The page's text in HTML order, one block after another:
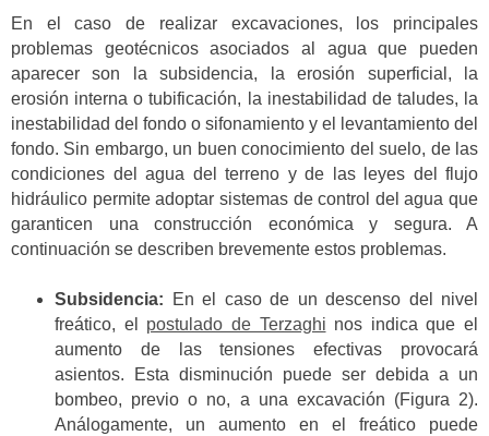
En el caso de realizar excavaciones, los principales
problemas geotécnicos asociados al agua que pueden
aparecer son la subsidencia, la erosión superficial, la
erosión interna o tubificación, la inestabilidad de taludes, la
inestabilidad del fondo o sifonamiento y el levantamiento del
fondo. Sin embargo, un buen conocimiento del suelo, de las
condiciones del agua del terreno y de las leyes del flujo
hidráulico permite adoptar sistemas de control del agua que
garanticen una construcción económica y segura. A
continuación se describen brevemente estos problemas.
Subsidencia: En el caso de un descenso del nivel
freático, el postulado de Terzaghi nos indica que el
aumento de las tensiones efectivas provocará
asientos. Esta disminución puede ser debida a un
bombeo, previo o no, a una excavación (Figura 2).
Análogamente, un aumento en el freático puede